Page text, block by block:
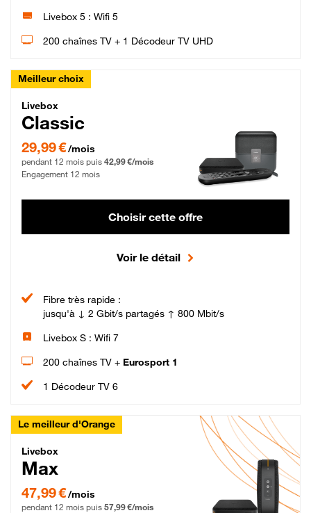
Livebox 5 : Wifi 5
200 chaînes TV + 1 Décodeur TV UHD
Meilleur choix
Livebox Classic Fibre
Livebox
Classic
29,99 € par mois pendant 12 mois puis 42,99 € par mois, Engagement 12 mois
29,99 €/mois
pendant 12 mois puis 42,99 €/mois
Engagement 12 mois
Choisir cette offre
Voir le détail
Fibre très rapide :
jusqu'à ↓ 2 Gbit/s partagés ↑ 800 Mbit/s
Livebox S : Wifi 7
200 chaînes TV + Eurosport 1
1 Décodeur TV 6
Le meilleur d'Orange
Livebox Max Fibre
Livebox
Max
47,99 € par mois pendant 12 mois puis 57,99 € par mois, Engagement 12 mois
47,99 €/mois
pendant 12 mois puis 57,99 €/mois